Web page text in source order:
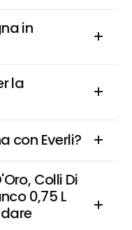
in
la
con Everli?
Colli Di
0,75 L